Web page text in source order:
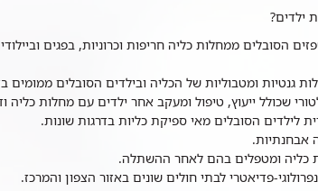
ילדים?
הסובלים ממחלות כליה חריפות וכרוניות, בפגים
גנטיות ומטבוליות של הכליה ובילדים הסובלים ממומים
שכולל ייעוץ, טיפול ומעקב אחר ילדים עם מחלות כליה
לילדים הסובלים מאי ספיקת כליות בדרגות שונות.
אבחנתיות.
כליה ומטפלים בהם לאחר ההשתלה.
פדיאטרי לבתי חולים שונים באזור הצפון והמרכז.